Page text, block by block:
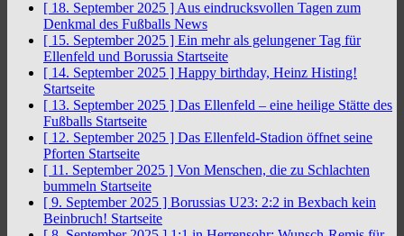
[ 18. September 2025 ] Aus eindrucksvollen Tagen zum
Denkmal des Fußballs News
[ 15. September 2025 ] Ein mehr als gelungener Tag für
Ellenfeld und Borussia Startseite
[ 14. September 2025 ] Happy birthday, Heinz Histing!
Startseite
[ 13. September 2025 ] Das Ellenfeld – eine heilige Stätte des
Fußballs Startseite
[ 12. September 2025 ] Das Ellenfeld-Stadion öffnet seine
Pforten Startseite
[ 11. September 2025 ] Von Menschen, die zu Schlachten
bummeln Startseite
[ 9. September 2025 ] Borussias U23: 2:2 in Bexbach kein
Beinbruch! Startseite